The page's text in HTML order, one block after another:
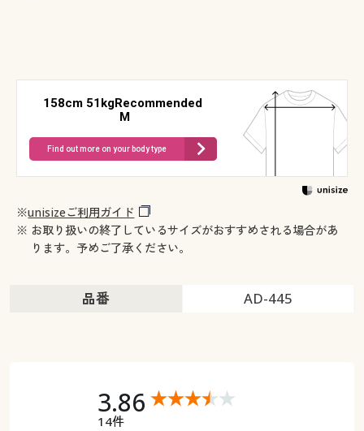
158cm 51kgRecommended
M
Find out more on your body type
※unisizeご利用ガイド
※ お取り扱いの終了しているサイズがおすすめされる場合があ
ります。予めご了承ください。
品番 AD-445
3.86
14件